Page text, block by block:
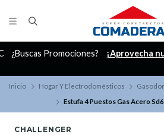
¿Buscas Promociones? ¡Aprovecha
Inicio Hogar Y Electrodomésticos
Estufa 4 Puestos Gas Acero
CHALLENGER